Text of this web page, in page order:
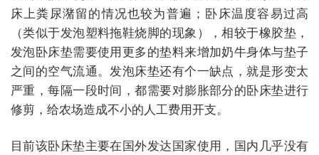
床上粪尿潴留的情况也较为普遍；卧床温度容易过高
（类似于发泡塑料拖鞋烧脚的现象），相较于橡胶垫，
发泡卧床垫需要使用更多的垫料来增加奶牛身体与垫子
之间的空气流通。发泡床垫还有个一缺点，就是形变太
严重，每隔一段时间，都需要对膨胀部分的卧床垫进行
修剪，给农场造成不小的人工费用开支。
目前该卧床垫主要在国外发达国家使用，国内几乎没有